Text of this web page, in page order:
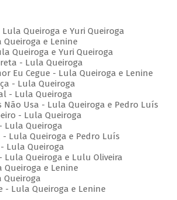
Queiroga e Yuri Queiroga
Queiroga e Lenine
Queiroga e Yuri Queiroga
- Lula Queiroga
Eu Cegue - Lula Queiroga e Lenine
- Lula Queiroga
- Lula Queiroga
Não Usa - Lula Queiroga e Pedro Luís
- Lula Queiroga
Lula Queiroga
- Lula Queiroga e Pedro Luís
- Lula Queiroga
Lula Queiroga e Lulu Oliveira
Queiroga e Lenine
Queiroga
- Lula Queiroga e Lenine